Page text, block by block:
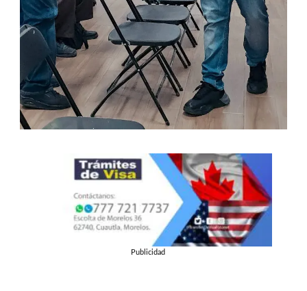
Publicidad